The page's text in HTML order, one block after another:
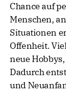
Chance auf
Menschen,
Situationen
Offenheit.
neue
Dadurch
und